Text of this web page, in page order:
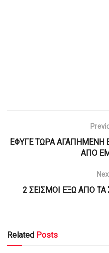
ΕΦΥΓΕ ΤΩΡΑ ΑΓΑΠΗΜΕΝΗ
ΑΠΟ
2 ΣΕΙΣΜΟΙ ΕΞΩ ΑΠΟ ΤΑ
Related Posts